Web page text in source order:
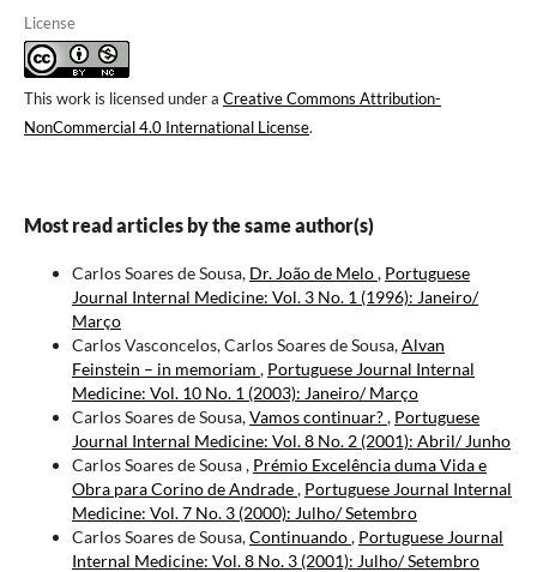
License
This work is licensed under a Creative Commons Attribution-
NonCommercial 4.0 International License.
Most read articles by the same author(s)
Carlos Soares de Sousa, Dr. João de Melo, Portuguese
Journal Internal Medicine: Vol. 3 No. 1 (1996): Janeiro/
Março
Carlos Vasconcelos, Carlos Soares de Sousa,Alvan
Feinstein – in memoriam , Portuguese Journal Internal
Medicine: Vol. 10 No. 1 (2003): Janeiro/ Março
Carlos Soares de Sousa,Vamos continuar?, Portuguese
Journal Internal Medicine: Vol. 8 No. 2 (2001): Abril/ Junho
Carlos Soares de Sousa , Prémio Excelência duma Vida e
Obra para Corino de Andrade, Portuguese Journal Internal
Medicine: Vol. 7 No. 3 (2000): Julho/ Setembro
Carlos Soares de Sousa,Continuando, Portuguese Journal
Internal Medicine: Vol. 8 No. 3 (2001): Julho/ Setembro